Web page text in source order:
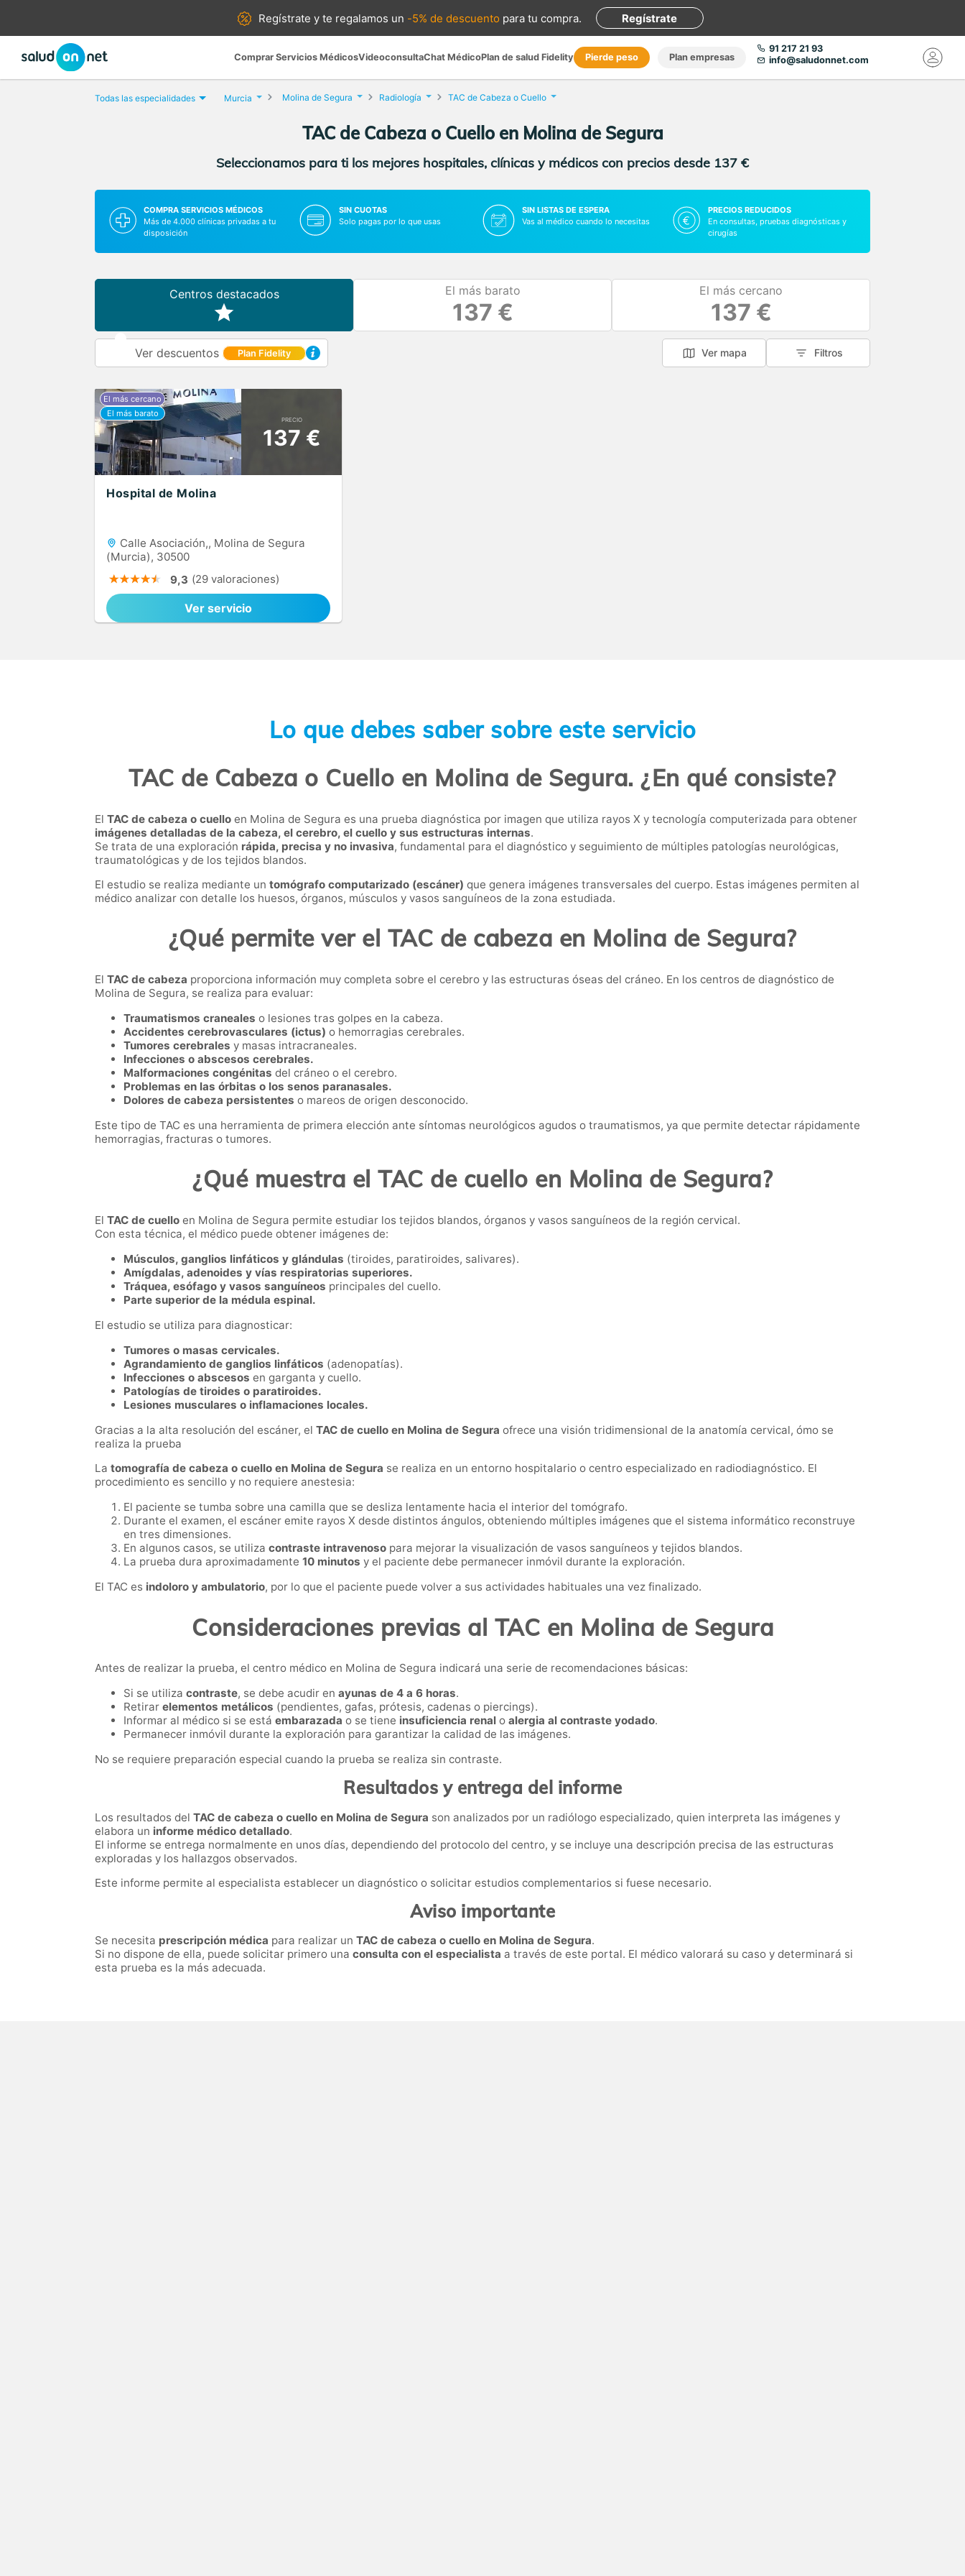
Regístrate yte regalamos un -5% de descuento para tu compra. Regístrate
Comprar Servicios MédicosVideoconsultaChat MédicoPlan de salud Fidelity Pierde peso Plan empresas
91 217 21 93
info@saludonnet.com
Todas las especialidades Murcia Molina de Segura Radiología TAC de Cabeza o Cuello
TAC de Cabeza o Cuello en Molina de Segura
Seleccionamos para ti los mejores hospitales, clínicas y médicos con precios desde 137 €
COMPRA SERVICIOS MÉDICOS
Más de 4.000 clínicas privadas a tu
disposición
SIN CUOTAS
Solo pagas por lo que usas
SIN LISTAS DE ESPERA
Vas al médico cuando lo necesitas
PRECIOS REDUCIDOS
En consultas, pruebas diagnósticas y
cirugías
Centros destacados El más barato
137 €
El más cercano
137 €
Ver descuentos Plan Fidelity Ver mapa Filtros
PRECIO
137 €
Hospital de Molina
Calle Asociación,, Molina de Segura
(Murcia), 30500
9,3 (29 valoraciones)
Ver servicio
Lo que debes saber sobre este servicio
TAC de Cabeza o Cuello en Molina de Segura. ¿En qué consiste?
El TAC de cabeza o cuello en Molina de Segura es una prueba diagnóstica por imagen que utiliza rayos X y tecnología computerizada para obtener
imágenes detalladas de la cabeza, el cerebro, el cuello y sus estructuras internas.
Se trata de una exploración rápida, precisa y no invasiva, fundamental para el diagnóstico y seguimiento de múltiples patologías neurológicas,
traumatológicas y de los tejidos blandos.
El estudio se realiza mediante un tomógrafo computarizado (escáner) que genera imágenes transversales del cuerpo. Estas imágenes permiten al
médico analizar con detalle los huesos, órganos, músculos y vasos sanguíneos de la zona estudiada.
¿Qué permite ver el TAC de cabeza en Molina de Segura?
El TAC de cabeza proporciona información muy completa sobre el cerebro y las estructuras óseas del cráneo. En los centros de diagnóstico de
Molina de Segura, se realiza para evaluar:
Traumatismos craneales o lesiones tras golpes en la cabeza.
Accidentes cerebrovasculares (ictus) o hemorragias cerebrales.
Tumores cerebrales y masas intracraneales.
Infecciones o abscesos cerebrales.
Malformaciones congénitas del cráneo o el cerebro.
Problemas en las órbitas o los senos paranasales.
Dolores de cabeza persistentes o mareos de origen desconocido.
Este tipo de TAC es una herramienta de primera elección ante síntomas neurológicos agudos o traumatismos, ya que permite detectar rápidamente
hemorragias, fracturas o tumores.
¿Qué muestra el TAC de cuello en Molina de Segura?
El TAC de cuello en Molina de Segura permite estudiar los tejidos blandos, órganos y vasos sanguíneos de la región cervical.
Con esta técnica, el médico puede obtener imágenes de:
Músculos, ganglios linfáticos y glándulas (tiroides, paratiroides, salivares).
Amígdalas, adenoides y vías respiratorias superiores.
Tráquea, esófago y vasos sanguíneos principales del cuello.
Parte superior de la médula espinal.
El estudio se utiliza para diagnosticar:
Tumores o masas cervicales.
Agrandamiento de ganglios linfáticos (adenopatías).
Infecciones o abscesos en garganta y cuello.
Patologías de tiroides o paratiroides.
Lesiones musculares o inflamaciones locales.
Gracias a la alta resolución del escáner, el TAC de cuello en Molina de Segura ofrece una visión tridimensional de la anatomía cervical, ómo se
realiza la prueba
La tomografía de cabeza o cuello en Molina de Segura se realiza en un entorno hospitalario o centro especializado en radiodiagnóstico. El
procedimiento es sencillo y no requiere anestesia:
El paciente se tumba sobre una camilla que se desliza lentamente hacia el interior del tomógrafo.
Durante el examen, el escáner emite rayos X desde distintos ángulos, obteniendo múltiples imágenes que el sistema informático reconstruye
en tres dimensiones.
En algunos casos, se utiliza contraste intravenoso para mejorar la visualización de vasos sanguíneos y tejidos blandos.
La prueba dura aproximadamente 10 minutos y el paciente debe permanecer inmóvil durante la exploración.
El TAC es indoloro y ambulatorio, por lo que el paciente puede volver a sus actividades habituales una vez finalizado.
Consideraciones previas al TAC en Molina de Segura
Antes de realizar la prueba, el centro médico en Molina de Segura indicará una serie de recomendaciones básicas:
Si se utiliza contraste, se debe acudir en ayunas de 4 a 6 horas.
Retirar elementos metálicos (pendientes, gafas, prótesis, cadenas o piercings).
Informar al médico si se está embarazada o se tiene insuficiencia renal o alergia al contraste yodado.
Permanecer inmóvil durante la exploración para garantizar la calidad de las imágenes.
No se requiere preparación especial cuando la prueba se realiza sin contraste.
Resultados y entrega del informe
Los resultados del TAC de cabeza o cuello en Molina de Segura son analizados por un radiólogo especializado, quien interpreta las imágenes y
elabora un informe médico detallado.
El informe se entrega normalmente en unos días, dependiendo del protocolo del centro, y se incluye una descripción precisa de las estructuras
exploradas y los hallazgos observados.
Este informe permite al especialista establecer un diagnóstico o solicitar estudios complementarios si fuese necesario.
Aviso importante
Se necesita prescripción médica para realizar un TAC de cabeza o cuello en Molina de Segura.
Si no dispone de ella, puede solicitar primero una consulta con el especialista a través de este portal. El médico valorará su caso y determinará si
esta prueba es la más adecuada.